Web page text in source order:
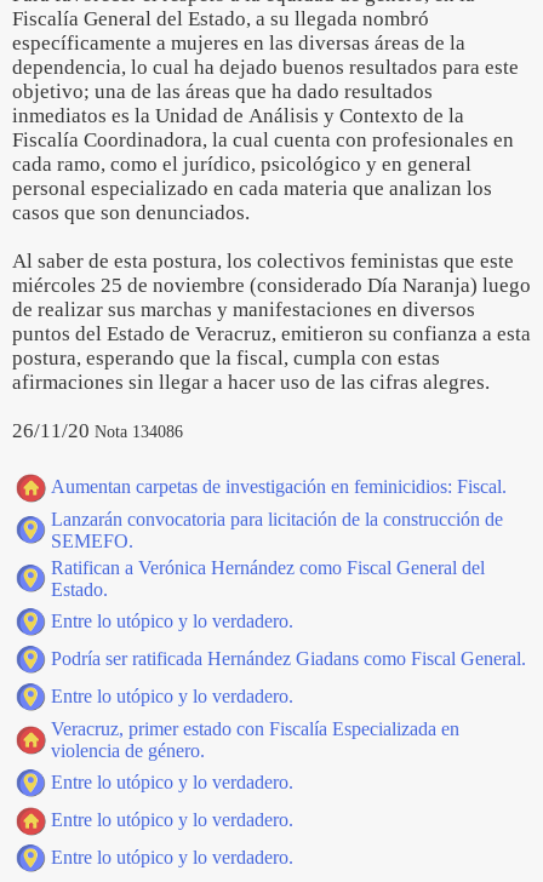
Fiscalía General del Estado, a su llegada nombró
específicamente a mujeres en las diversas áreas de la
dependencia, lo cual ha dejado buenos resultados para este
objetivo; una de las áreas que ha dado resultados
inmediatos es la Unidad de Análisis y Contexto de la
Fiscalía Coordinadora, la cual cuenta con profesionales en
cada ramo, como el jurídico, psicológico y en general
personal especializado en cada materia que analizan los
casos que son denunciados.
Al saber de esta postura, los colectivos feministas que este
miércoles 25 de noviembre (considerado Día Naranja) luego
de realizar sus marchas y manifestaciones en diversos
puntos del Estado de Veracruz, emitieron su confianza a esta
postura, esperando que la fiscal, cumpla con estas
afirmaciones sin llegar a hacer uso de las cifras alegres.
26/11/20 Nota 134086
Aumentan carpetas de investigación en feminicidios: Fiscal.
Lanzarán convocatoria para licitación de la construcción de
SEMEFO.
Ratifican a Verónica Hernández como Fiscal General del
Estado.
Entre lo utópico y lo verdadero.
Podría ser ratificada Hernández Giadans como Fiscal General.
Entre lo utópico y lo verdadero.
Veracruz, primer estado con Fiscalía Especializada en
violencia de género.
Entre lo utópico y lo verdadero.
Entre lo utópico y lo verdadero.
Entre lo utópico y lo verdadero.